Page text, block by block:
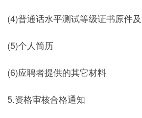
(4)普通话水平测试等级证书原件
(5)个人简历
(6)应聘者提供的其它材料
5.资格审核合格通知